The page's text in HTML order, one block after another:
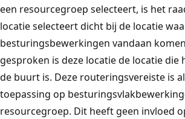
een resourcegroep selecteert, is het
locatie selecteert dicht bij de locatie
besturingsbewerkingen vandaan
gesproken is deze locatie de locatie die
de buurt is. Deze routeringsvereiste is
toepassing op
resourcegroep. Dit heeft geen invloed